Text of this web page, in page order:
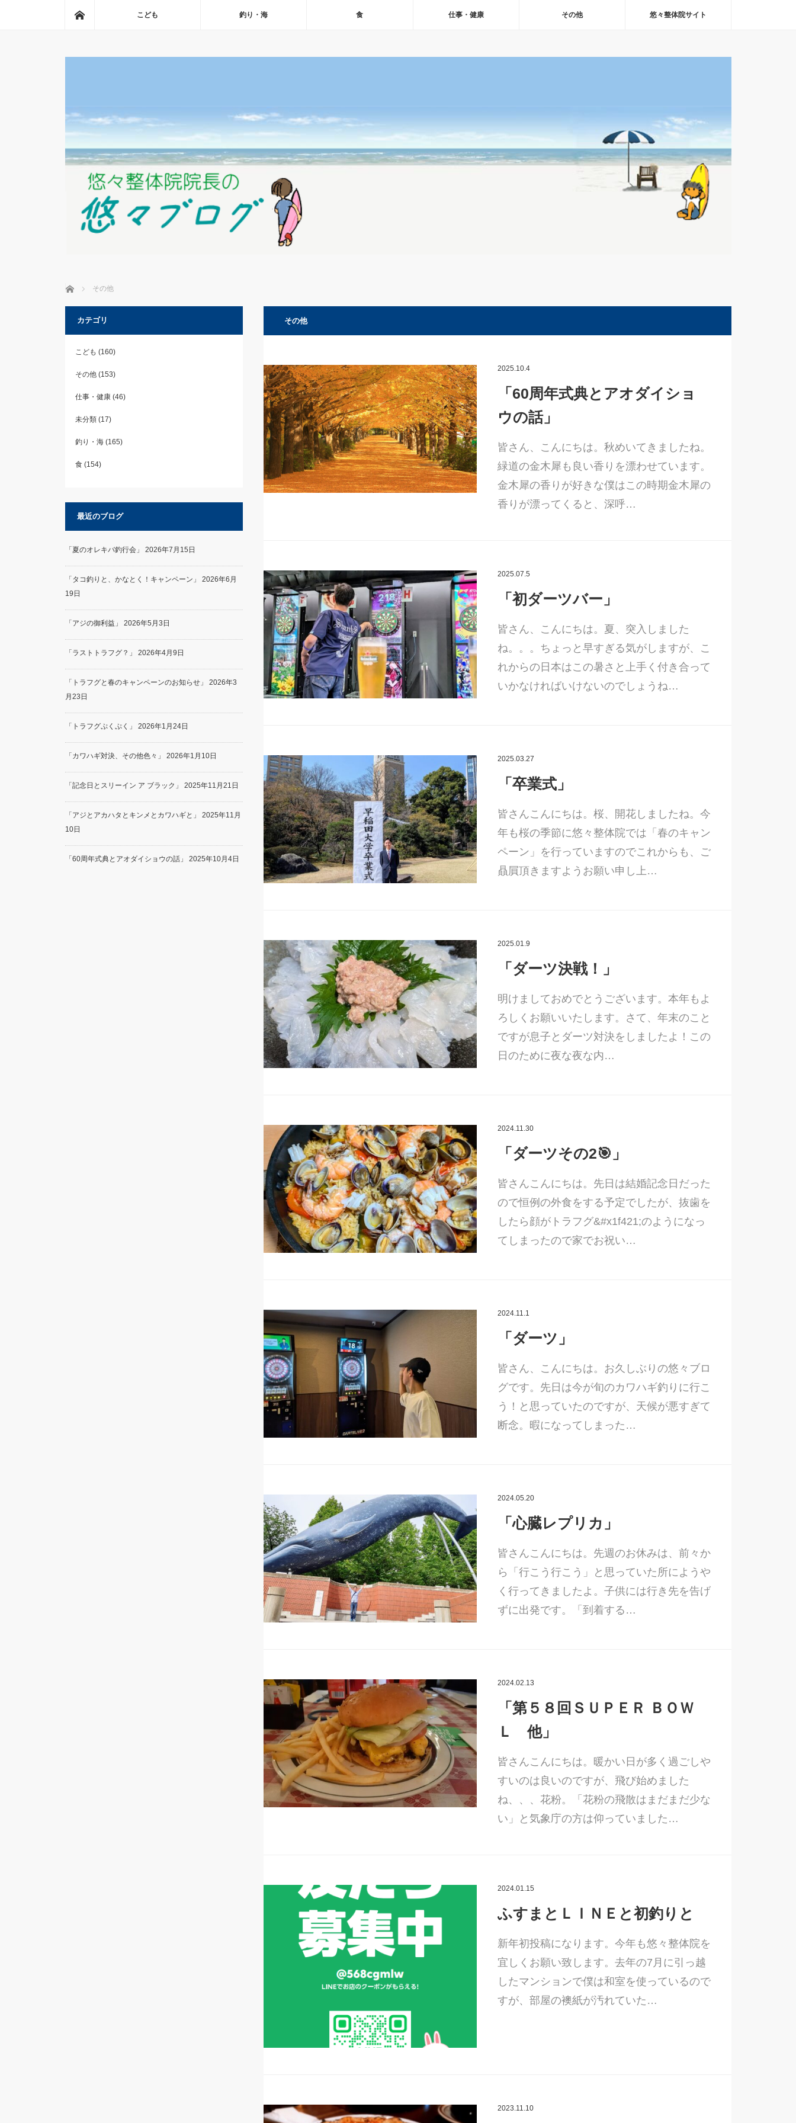
こども 釣り・海 食 仕事・健康 その他 悠々整体院サイト
ホーム その他
その他
2025.10.4
「60周年式典とアオダイショ
ウの話」
皆さん、こんにちは。秋めいてきましたね。
緑道の金木犀も良い香りを漂わせています。
金木犀の香りが好きな僕はこの時期金木犀の
香りが漂ってくると、深呼…
2025.07.5
「初ダーツバー」
皆さん、こんにちは。夏、突入しました
ね。。。ちょっと早すぎる気がしますが、こ
れからの日本はこの暑さと上手く付き合って
いかなければいけないのでしょうね…
2025.03.27
「卒業式」
皆さんこんにちは。桜、開花しましたね。今
年も桜の季節に悠々整体院では「春のキャン
ペーン」を行っていますのでこれからも、ご
贔屓頂きますようお願い申し上…
2025.01.9
「ダーツ決戦！」
明けましておめでとうございます。本年もよ
ろしくお願いいたします。さて、年末のこと
ですが息子とダーツ対決をしましたよ！この
日のために夜な夜な内…
2024.11.30
「ダーツその2🎯」
皆さんこんにちは。先日は結婚記念日だった
ので恒例の外食をする予定でしたが、抜歯を
したら顔がトラフグ&#x1f421;のようになっ
てしまったので家でお祝い…
2024.11.1
「ダーツ」
皆さん、こんにちは。お久しぶりの悠々ブロ
グです。先日は今が旬のカワハギ釣りに行こ
う！と思っていたのですが、天候が悪すぎて
断念。暇になってしまった…
2024.05.20
「心臓レプリカ」
皆さんこんにちは。先週のお休みは、前々か
ら「行こう行こう」と思っていた所にようや
く行ってきましたよ。子供には行き先を告げ
ずに出発です。「到着する…
2024.02.13
「第５８回ＳＵＰＥＲ ＢＯＷ
Ｌ 他」
皆さんこんにちは。暖かい日が多く過ごしや
すいのは良いのですが、飛び始めました
ね、、、花粉。「花粉の飛散はまだまだ少な
い」と気象庁の方は仰っていました…
2024.01.15
ふすまとＬＩＮＥと初釣りと
新年初投稿になります。今年も悠々整体院を
宜しくお願い致します。去年の7月に引っ越
したマンションで僕は和室を使っているので
すが、部屋の襖紙が汚れていた…
2023.11.10
カテゴリ
こども (160)
その他(153)
仕事・健康(46)
未分類(17)
釣り・海(165)
食(154)
最近のブログ
「夏のオレキバ釣行会」 2026年7月15日
「タコ釣りと、かなとく！キャンペーン」
2026年6月
19日
「アジの御利益」 2026年5月3日
「ラストトラフグ？」 2026年4月9日
「トラフグと春のキャンペーンのお知らせ」
2026年3
月23日
「トラフグぷくぷく」 2026年1月24日
「カワハギ対決、その他色々」 2026年1月10日
「記念日とスリーイン ア ブラック」 2025年11月21日
「アジとアカハタとキンメとカワハギと」
2025年11月
10日
「60周年式典とアオダイショウの話」 2025年10月4日